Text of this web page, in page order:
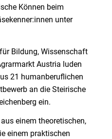
Können beim
unter
Bildung, Wissenschaft
Austria luden
21 humanberuflichen
an die Steirische
ein.
einem theoretischen,
einem praktischen